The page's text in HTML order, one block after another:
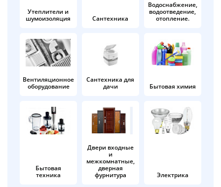
Утеплители и
шумоизоляция
Сантехника
Водоснабжение,
водоотведение,
отопление.
Вентиляционное
оборудование
Сантехника для
дачи
Бытовая химия
Бытовая
техника
Двери входные
и
межкомнатные,
дверная
фурнитура
Электрика
Оставшиеся
% будут
по25%каждые 2 недели
Подробнее
об оплате Плайтом
раз в 2
Остались вопросы?
8 800 302-02-51
plait.ru